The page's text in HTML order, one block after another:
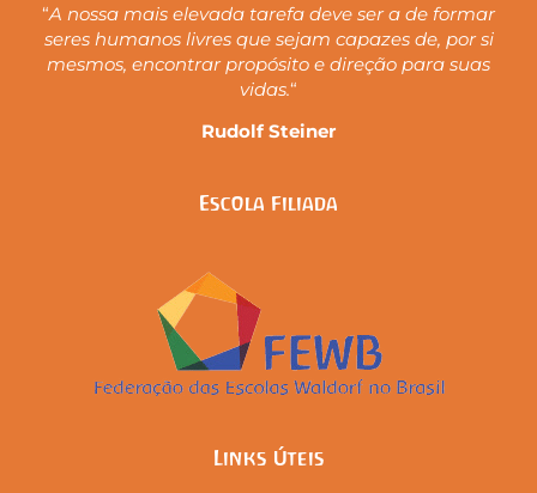
“A nossa mais elevada tarefa deve ser a de formar
seres humanos livres que sejam capazes de, por si
mesmos, encontrar propósito e direção para suas
vidas.“
Rudolf Steiner
Escola Filiada
Links Úteis